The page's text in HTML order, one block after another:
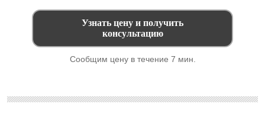
Сообщим цену в течение 7 мин.